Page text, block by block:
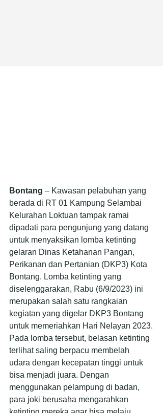
Bontang – Kawasan pelabuhan yang
berada di RT 01 Kampung Selambai
Kelurahan Loktuan tampak ramai
dipadati para pengunjung yang datang
untuk menyaksikan lomba ketinting
gelaran Dinas Ketahanan Pangan,
Perikanan dan Pertanian (DKP3) Kota
Bontang. Lomba ketinting yang
diselenggarakan, Rabu (6/9/2023) ini
merupakan salah satu rangkaian
kegiatan yang digelar DKP3 Bontang
untuk memeriahkan Hari Nelayan 2023.
Pada lomba tersebut, belasan ketinting
terlihat saling berpacu membelah
udara dengan kecepatan tinggi untuk
bisa menjadi juara. Dengan
menggunakan pelampung di badan,
para joki berusaha mengarahkan